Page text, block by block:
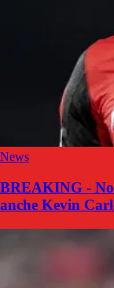
News
BREAKING -
anche Kevin